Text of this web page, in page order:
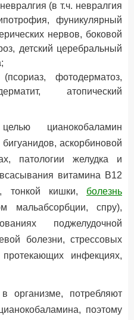
(в т.ч. невралгия
фуникулярный
нервов, боковой
детский церебральный
фотодерматоз,
атопический
цианокобаламин
аскорбиновой
патологии желудка и
витамина B12
тонкой кишки, болезнь
мальабсорбции, спру),
поджелудочной
болезни, стрессовых
инфекциях,
организме, потребляют
поэтому